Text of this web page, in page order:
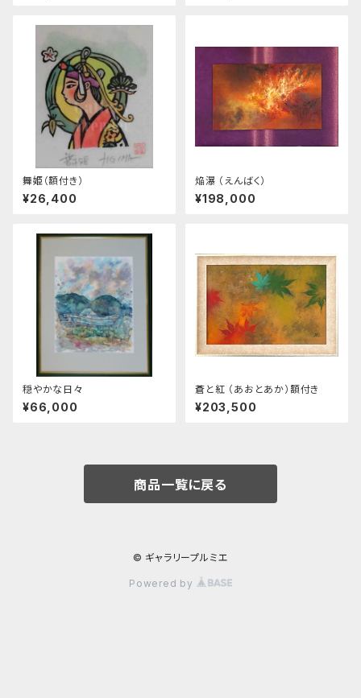
舞姫（額付き）
¥26,400
焔瀑 （えんばく）
¥198,000
穏やかな日々
¥66,000
蒼と紅 （あおとあか）額付き
¥203,500
商品一覧に戻る
© ギャラリープルミエ
Powered by